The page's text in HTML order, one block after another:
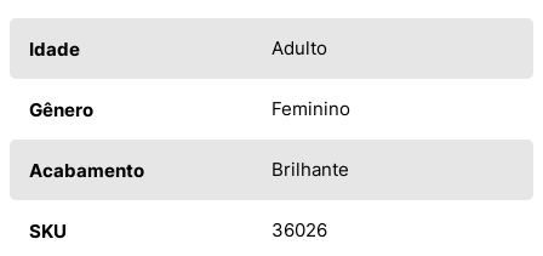
Idade Adulto
Gênero Feminino
Acabamento Brilhante
SKU 36026